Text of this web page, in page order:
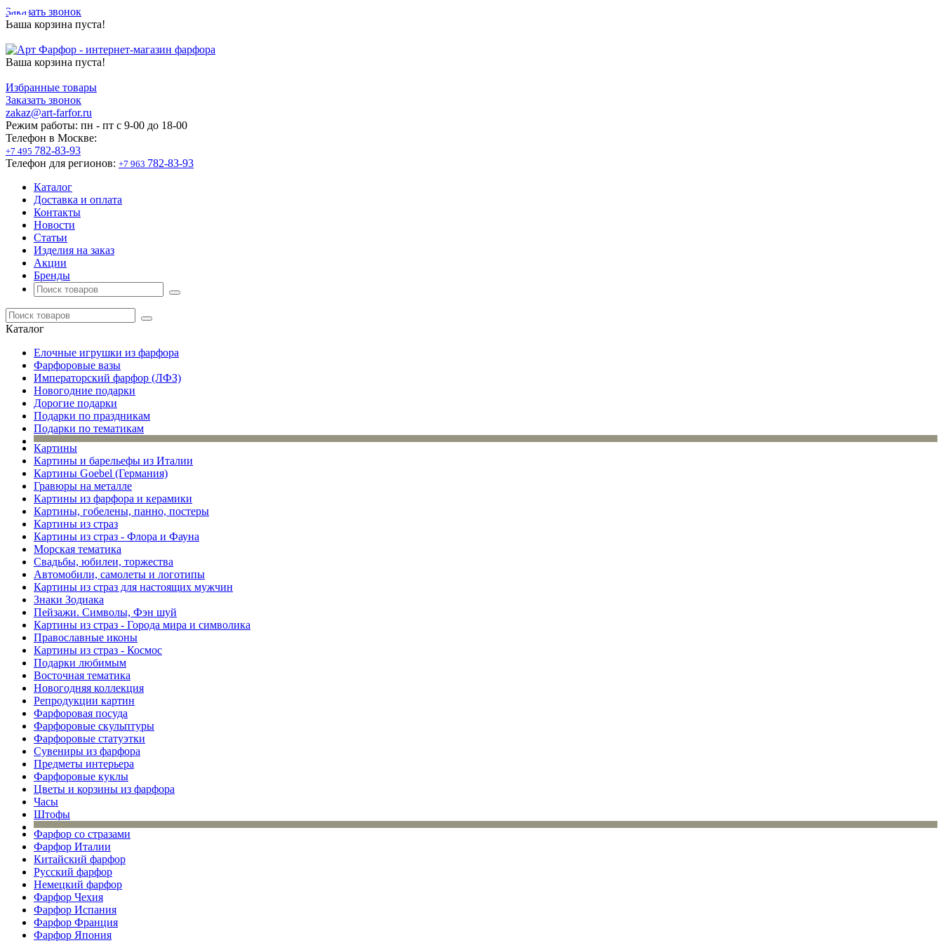
Заказать звонок
Ваша корзина пуста!
Ваша корзина пуста!
Избранные товары
Заказать звонок
zakaz@art-farfor.ru
Режим работы: пн - пт c 9-00 до 18-00
Телефон в Москве:
+7 495 782-83-93
Телефон для регионов: +7 963 782-83-93
Каталог
Доставка и оплата
Контакты
Новости
Статьи
Изделия на заказ
Акции
Бренды
Каталог
Елочные игрушки из фарфора
Фарфоровые вазы
Императорский фарфор (ЛФЗ)
Новогодние подарки
Дорогие подарки
Подарки по праздникам
Подарки по тематикам
Картины
Картины и барельефы из Италии
Картины Goebel (Германия)
Гравюры на металле
Картины из фарфора и керамики
Картины, гобелены, панно, постеры
Картины из страз
Картины из страз - Флора и Фауна
Морская тематика
Свадьбы, юбилеи, торжества
Автомобили, самолеты и логотипы
Картины из страз для настоящих мужчин
Знаки Зодиака
Пейзажи. Символы, Фэн шуй
Картины из страз - Города мира и символика
Православные иконы
Картины из страз - Космос
Подарки любимым
Восточная тематика
Новогодняя коллекция
Репродукции картин
Фарфоровая посуда
Фарфоровые скульптуры
Фарфоровые статуэтки
Сувениры из фарфора
Предметы интерьера
Фарфоровые куклы
Цветы и корзины из фарфора
Часы
Штофы
Фарфор со стразами
Фарфор Италии
Китайский фарфор
Русский фарфор
Немецкий фарфор
Фарфор Чехия
Фарфор Испания
Фарфор Франция
Фарфор Япония